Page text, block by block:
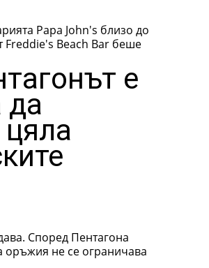
Papa John's близо до
Freddie's Beach Bar беше
е
да
оръжия не се ограничава